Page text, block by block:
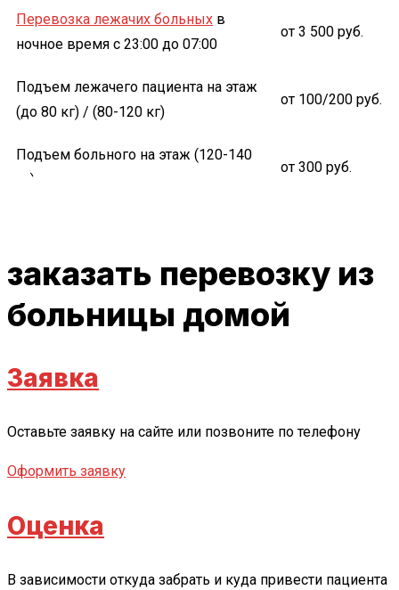
Перевозка лежачих больных в
ночное время с 23:00 до 07:00
от 3 500 руб.
Подъем лежачего пациента на этаж
(до 80 кг) / (80-120 кг)
от 100/200 руб.
Подъем больного на этаж (120-140
кг) в кресле или на носилках
от 300 руб.
заказать перевозку из
больницы домой
Заявка
Оставьте заявку на сайте или позвоните по телефону
Оформить заявку
Оценка
В зависимости откуда забрать и куда привести пациента